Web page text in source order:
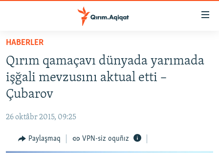
Esas
qaytmaq
Baş
navigatsiyağa
qaytmaq
Qıdıruvğa
SİYASET
İQTİSADİYAT
MEDENİYET
İNSAN AQLARI
HABERLER
Qırım qamaçavı dünyada yarımada
işğali mevzusını aktual etti –
Çubarov
26 oktâbr 2015, 09:25
Paylaşmaq VPN-siz oquñız